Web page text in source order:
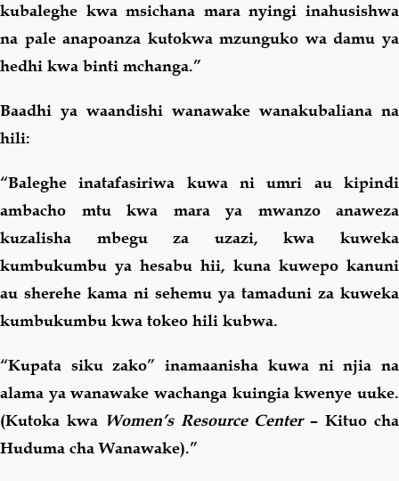
kubaleghe kwa msichana mara nyingi inahusishwa
na pale anapoanza kutokwa mzunguko wa damu ya
hedhi kwa binti mchanga.”
Baadhi ya waandishi wanawake wanakubaliana na
hili:
“Baleghe inatafasiriwa kuwa ni umri au kipindi
ambacho mtu kwa mara ya mwanzo anaweza
kuzalisha mbegu za uzazi, kwa kuweka
kumbukumbu ya hesabu hii, kuna kuwepo kanuni
au sherehe kama ni sehemu ya tamaduni za kuweka
kumbukumbu kwa tokeo hili kubwa.
“Kupata siku zako” inamaanisha kuwa ni njia na
alama ya wanawake wachanga kuingia kwenye uuke.
(Kutoka kwa Women’s Resource Center– Kituo cha
Huduma cha Wanawake).”